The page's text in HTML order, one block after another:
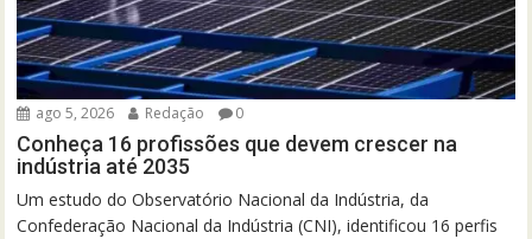
ago 5, 2026 Redação 0
Conheça 16 profissões que devem crescer na
indústria até 2035
Um estudo do Observatório Nacional da Indústria, da
Confederação Nacional da Indústria (CNI), identificou 16 perfis